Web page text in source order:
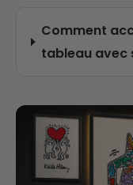
Comment
tableau avec